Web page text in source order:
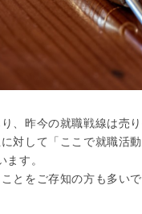
、昨今の就職戦線は売
対して「ここで就職活
ます。
とをご存知の方も多いで